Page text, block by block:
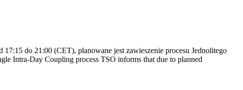
do 21:00 (CET), planowane jest zawieszenie procesu Jednolitego
Intra-Day Coupling process TSO informs that due to planned